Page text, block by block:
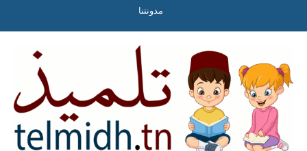
مدونتنا